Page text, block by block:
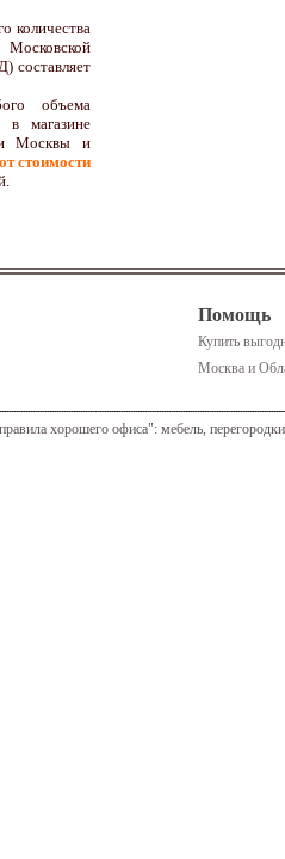
количества
составляет
объема
в магазине
Москвы и
стоимости
Помощь
Купить
Москва и
хорошего офиса": мебель,